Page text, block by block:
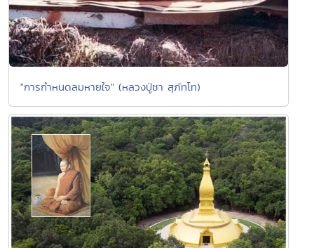
"การกำหนดลมหายใจ" (หลวงปู่ชา สุภัทโท)